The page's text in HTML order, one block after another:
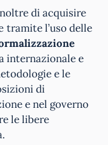
di acquisire
tramite l’uso delle
internazionale e
e le
di
e nel governo
le libere